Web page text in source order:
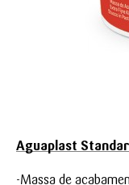
Aguaplast
-Massa de